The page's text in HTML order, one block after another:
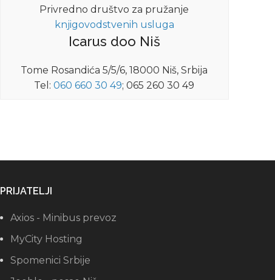
Privredno društvo za pružanje
knjigovodstvenih usluga
Icarus doo Niš
Tome Rosandića 5/5/6, 18000 Niš, Srbija
Tel:060 660 30 49; 065 260 30 49
PRIJATELJI
Axios - Minibus prevoz
MyCity Hosting
Spomenici Srbije